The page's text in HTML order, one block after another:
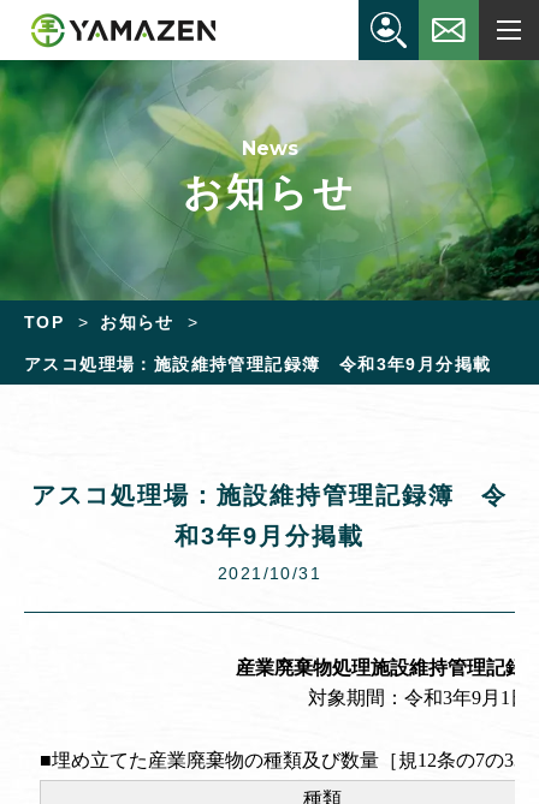
News
お知らせ
TOP お知らせ
アスコ処理場：施設維持管理記録簿 令和3年9月分掲載
アスコ処理場：施設維持管理記録簿 令
和3年9月分掲載
2021/10/31